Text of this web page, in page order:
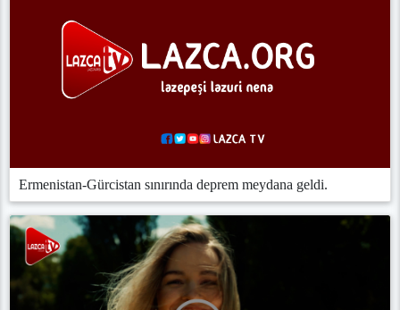
Ermenistan-Gürcistan sınırında deprem meydana geldi.